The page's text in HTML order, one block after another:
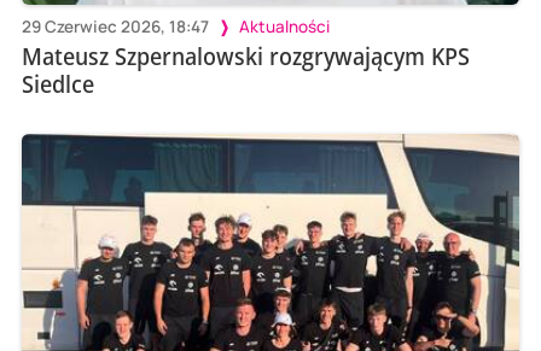
29 Czerwiec 2026, 18:47 Aktualności
Mateusz Szpernalowski rozgrywającym KPS
Siedlce